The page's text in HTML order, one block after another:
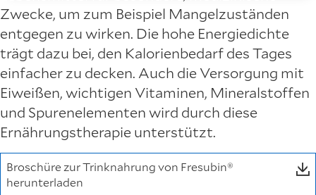
Zwecke, um zum Beispiel Mangelzuständen
entgegen zu wirken. Die hohe Energiedichte
trägt dazu bei, den Kalorienbedarf des Tages
einfacher zu decken. Auch die Versorgung mit
Eiweißen, wichtigen Vitaminen, Mineralstoffen
und Spurenelementen wird durch diese
Ernährungstherapie unterstützt.
Broschüre zur Trinknahrung von Fresubin®
herunterladen